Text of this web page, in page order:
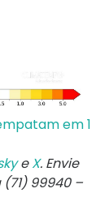
em 1
eX. Envie
99940 –